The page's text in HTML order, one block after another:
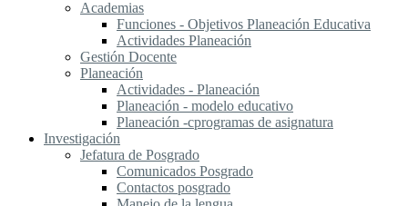
Academias
Funciones - Objetivos Planeación Educativa
Actividades Planeación
Gestión Docente
Planeación
Actividades - Planeación
Planeación - modelo educativo
Planeación -cprogramas de asignatura
Investigación
Jefatura de Posgrado
Comunicados Posgrado
Contactos posgrado